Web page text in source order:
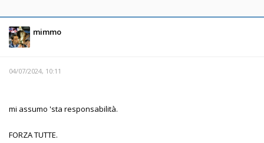
mimmo
04/07/2024, 10:11
mi assumo 'sta responsabilità.
FORZA TUTTE.